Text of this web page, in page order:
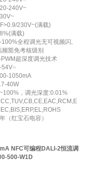
240V~
230V~(满载)
满载)
100%全程调光无可视频闪,
频豁免考核级别
PWM超深度调光技术
54V⎓
1050mA
40W
，调光深度:0.01%
（红宝石电容）
NFC可编程DALI-2恒流调
500-W1D